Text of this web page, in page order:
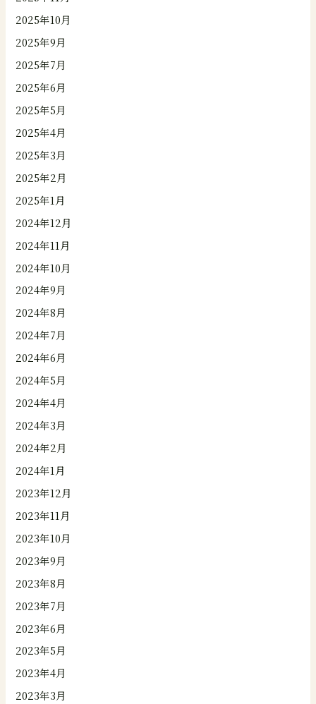
2025年10月
2025年9月
2025年7月
2025年6月
2025年5月
2025年4月
2025年3月
2025年2月
2025年1月
2024年12月
2024年11月
2024年10月
2024年9月
2024年8月
2024年7月
2024年6月
2024年5月
2024年4月
2024年3月
2024年2月
2024年1月
2023年12月
2023年11月
2023年10月
2023年9月
2023年8月
2023年7月
2023年6月
2023年5月
2023年4月
2023年3月